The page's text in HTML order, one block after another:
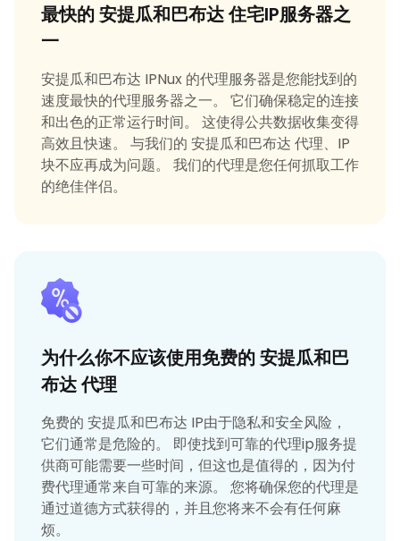
最快的 安提瓜和巴布达 住宅IP服务器之
一
安提瓜和巴布达 IPNux 的代理服务器是您能找到的
速度最快的代理服务器之一。 它们确保稳定的连接
和出色的正常运行时间。 这使得公共数据收集变得
高效且快速。 与我们的 安提瓜和巴布达 代理、IP
块不应再成为问题。 我们的代理是您任何抓取工作
的绝佳伴侣。
为什么你不应该使用免费的 安提瓜和巴
布达 代理
免费的 安提瓜和巴布达 IP由于隐私和安全风险，
它们通常是危险的。 即使找到可靠的代理ip服务提
供商可能需要一些时间，但这也是值得的，因为付
费代理通常来自可靠的来源。 您将确保您的代理是
通过道德方式获得的，并且您将来不会有任何麻
烦。